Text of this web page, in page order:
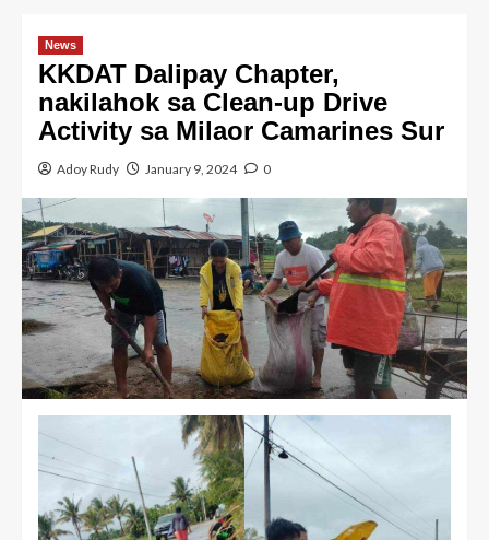
News
KKDAT Dalipay Chapter,
nakilahok sa Clean-up Drive
Activity sa Milaor Camarines Sur
Adoy Rudy January 9, 2024 0